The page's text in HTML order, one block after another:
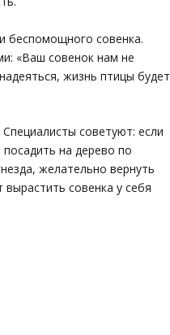
беспомощного совенка.
«Ваш совенок нам не
жизнь птицы будет
советуют: если
на дерево по
желательно вернуть
вырастить совенка у себя